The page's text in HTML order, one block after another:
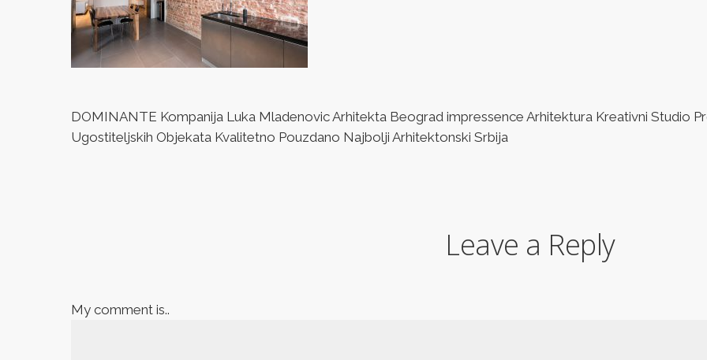
DOMINANTE Kompanija Luka Mladenovic Arhitekta Beograd impressence Arhitektura Kreativni Studio
Ugostiteljskih Objekata Kvalitetno Pouzdano Najbolji Arhitektonski Srbija
Leave a Reply
My comment is..